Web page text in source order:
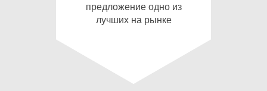
предложение одно из
лучших на рынке